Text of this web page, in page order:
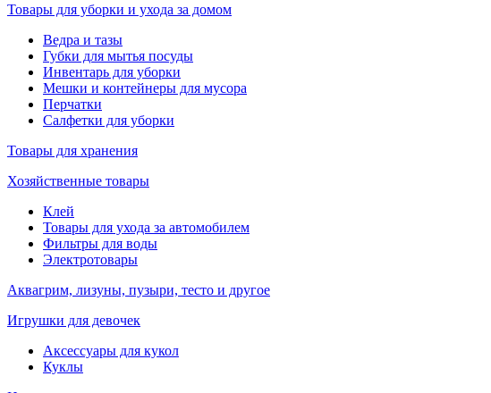
Товары для уборки и ухода за домом
Ведра и тазы
Губки для мытья посуды
Инвентарь для уборки
Мешки и контейнеры для мусора
Перчатки
Салфетки для уборки
Товары для хранения
Хозяйственные товары
Клей
Товары для ухода за автомобилем
Фильтры для воды
Электротовары
Аквагрим, лизуны, пузыри, тесто и другое
Игрушки для девочек
Аксессуары для кукол
Куклы